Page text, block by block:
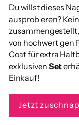
Du willst dieses
ausprobieren?
von hochwertigen
Coat für extra
exklusiven Set
Einkauf!
Jetzt